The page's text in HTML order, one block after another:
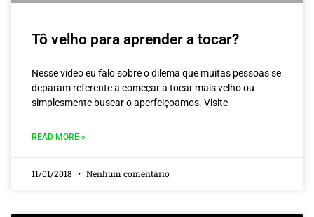
Tô velho para aprender a tocar?
Nesse video eu falo sobre o dilema que muitas pessoas se
deparam referente a começar a tocar mais velho ou
simplesmente buscar o aperfeiçoamos. Visite
READ MORE »
11/01/2018 Nenhum comentário